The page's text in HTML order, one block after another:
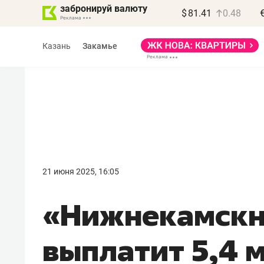
забронируй валюту $ 81.41 0.48
Казань Закамье
21 июня 2025, 16:05
выплатит 5,4
правил, бизнес может
потерять минимум